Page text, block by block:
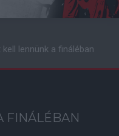
kell lennünk a fináléban
FINÁLÉBAN